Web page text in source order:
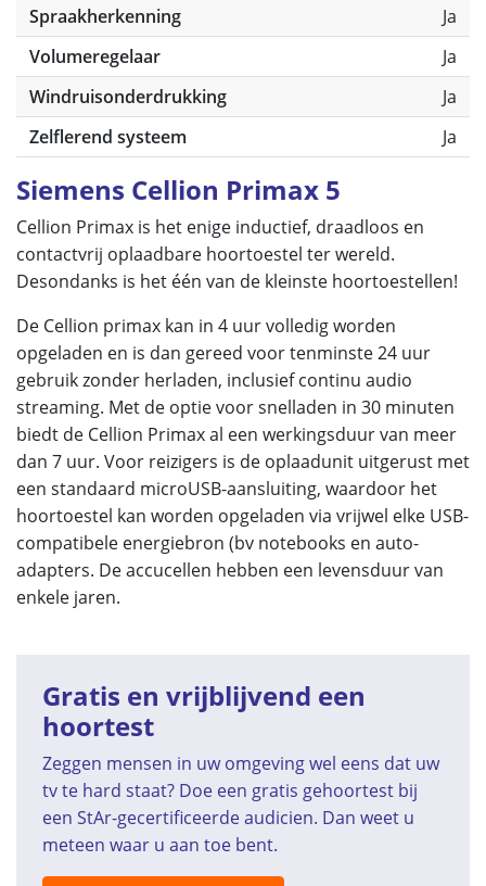
Spraakherkenning
Ja
Volumeregelaar
Ja
Windruisonderdrukking
Ja
Zelflerend systeem
Ja
Siemens Cellion Primax 5
Cellion Primax is het enige inductief, draadloos en
contactvrij oplaadbare hoortoestel ter wereld.
Desondanks is het één van de kleinste hoortoestellen!
De Cellion primax kan in 4 uur volledig worden
opgeladen en is dan gereed voor tenminste 24 uur
gebruik zonder herladen, inclusief continu audio
streaming. Met de optie voor snelladen in 30 minuten
biedt de Cellion Primax al een werkingsduur van meer
dan 7 uur. Voor reizigers is de oplaadunit uitgerust met
een standaard microUSB-aansluiting, waardoor het
hoortoestel kan worden opgeladen via vrijwel elke USB-
compatibele energiebron (bv notebooks en auto-
adapters. De accucellen hebben een levensduur van
enkele jaren.
Gratis en vrijblijvend een
hoortest
Zeggen mensen in uw omgeving wel eens dat uw
tv te hard staat? Doe een gratis gehoortest bij
een StAr-gecertificeerde audicien. Dan weet u
meteen waar u aan toe bent.